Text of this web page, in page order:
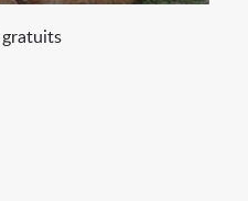
gratuits